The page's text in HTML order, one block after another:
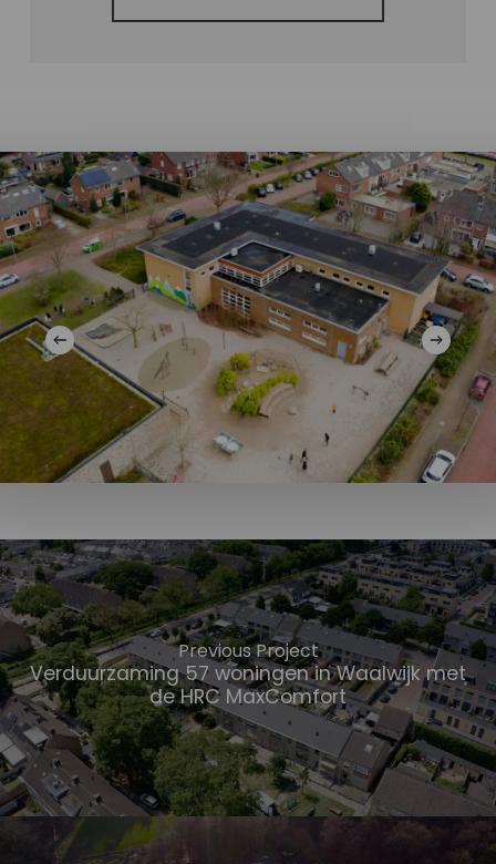
Previous Project
Verduurzaming 57 woningen in Waalwijk met
de HRC MaxComfort